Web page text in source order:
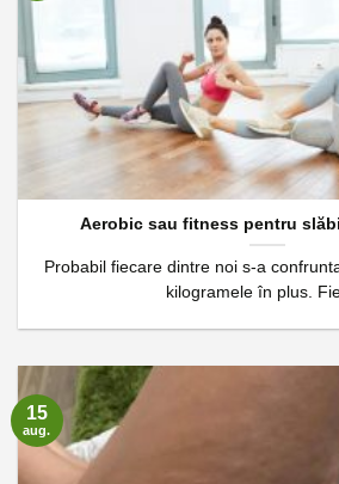
Aerobic sau fitness pentru
Probabil fiecare dintre noi s-a
kilogramele în plus.
15
aug.